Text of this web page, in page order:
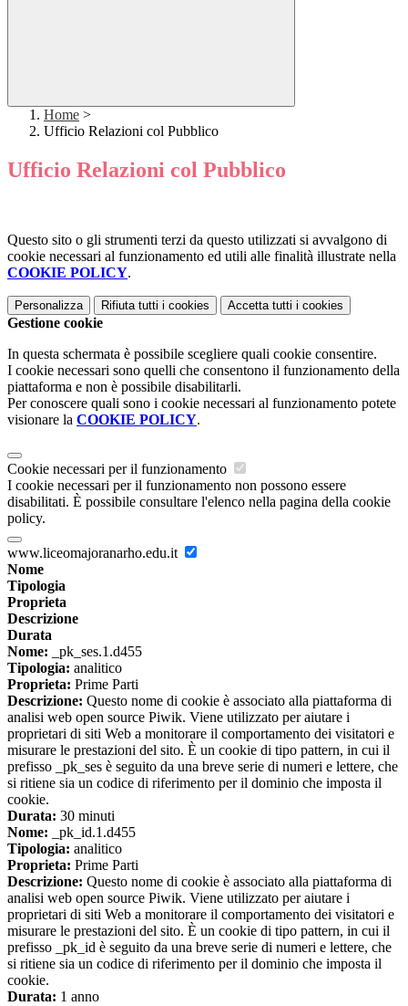
Home >
Ufficio Relazioni col Pubblico
Ufficio Relazioni col Pubblico
Questo sito o gli strumenti terzi da questo utilizzati si avvalgono di
cookie necessari al funzionamento ed utili alle finalità illustrate nella
COOKIE POLICY.
Personalizza Rifiuta tutti i cookies Accetta tutti i cookies
Gestione cookie
In questa schermata è possibile scegliere quali cookie consentire.
I cookie necessari sono quelli che consentono il funzionamento della
piattaforma e non è possibile disabilitarli.
Per conoscere quali sono i cookie necessari al funzionamento potete
visionare la COOKIE POLICY.
Cookie necessari per il funzionamento
I cookie necessari per il funzionamento non possono essere
disabilitati. È possibile consultare l'elenco nella pagina della cookie
policy.
www.liceomajoranarho.edu.it
Nome
Tipologia
Proprieta
Descrizione
Durata
Nome: _pk_ses.1.d455
Tipologia: analitico
Proprieta: Prime Parti
Descrizione: Questo nome di cookie è associato alla piattaforma di
analisi web open source Piwik. Viene utilizzato per aiutare i
proprietari di siti Web a monitorare il comportamento dei visitatori e
misurare le prestazioni del sito. È un cookie di tipo pattern, in cui il
prefisso _pk_ses è seguito da una breve serie di numeri e lettere, che
si ritiene sia un codice di riferimento per il dominio che imposta il
cookie.
Durata: 30 minuti
Nome: _pk_id.1.d455
Tipologia: analitico
Proprieta: Prime Parti
Descrizione: Questo nome di cookie è associato alla piattaforma di
analisi web open source Piwik. Viene utilizzato per aiutare i
proprietari di siti Web a monitorare il comportamento dei visitatori e
misurare le prestazioni del sito. È un cookie di tipo pattern, in cui il
prefisso _pk_id è seguito da una breve serie di numeri e lettere, che
si ritiene sia un codice di riferimento per il dominio che imposta il
cookie.
Durata: 1 anno